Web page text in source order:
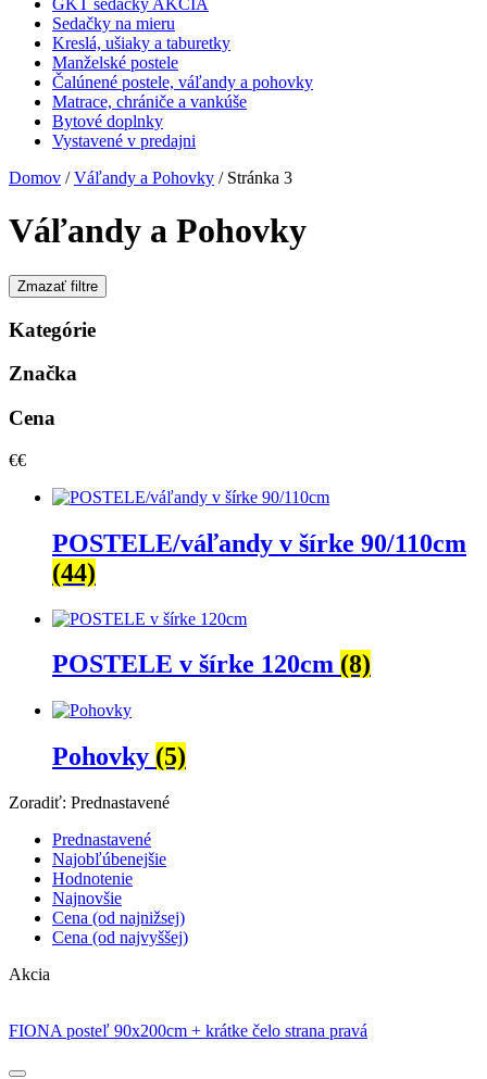
GKT sedačky AKCIA
Sedačky na mieru
Kreslá, ušiaky a taburetky
Manželské postele
Čalúnené postele, váľandy a pohovky
Matrace, chrániče a vankúše
Bytové doplnky
Vystavené v predajni
Domov /Váľandy a Pohovky / Stránka 3
Váľandy a Pohovky
Zmazať filtre
Kategórie
Značka
Cena
€€
POSTELE/váľandy v šírke 90/110cm
(44)
POSTELE v šírke 120cm (8)
Pohovky (5)
Zoradiť: Prednastavené
Prednastavené
Najobľúbenejšie
Hodnotenie
Najnovšie
Cena (od najnižsej)
Cena (od najvyššej)
Akcia
FIONA posteľ 90x200cm + krátke čelo strana pravá